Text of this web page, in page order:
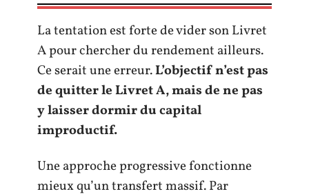
La tentation est forte de vider son Livret
A pour chercher du rendement ailleurs.
Ce serait une erreur.L’objectif n’est pas
de quitter le Livret A, mais de ne pas
y laisser dormir du capital
improductif.
Une approche progressive fonctionne
mieux qu’un transfert massif. Par